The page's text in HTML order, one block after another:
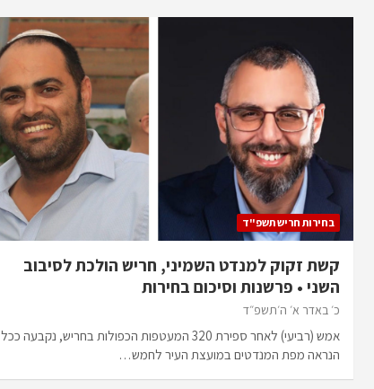
בחירות חריש תשפ"ד
קשת זקוק למנדט השמיני, חריש הולכת לסיבוב
השני • פרשנות וסיכום בחירות
כ׳ באדר א׳ ה׳תשפ״ד
אמש (רביעי) לאחר ספירת 320 המעטפות הכפולות בחריש, נקבעה ככל
הנראה מפת המנדטים במועצת העיר לחמש…